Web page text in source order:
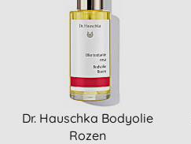
Dr. Hauschka Bodyolie
Rozen